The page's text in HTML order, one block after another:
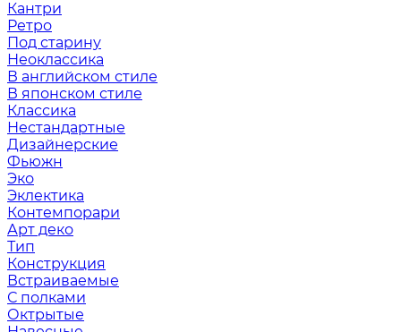
Кантри
Ретро
Под старину
Неоклассика
В английском стиле
В японском стиле
Классика
Нестандартные
Дизайнерские
Фьюжн
Эко
Эклектика
Контемпорари
Арт деко
Тип
Конструкция
Встраиваемые
С полками
Октрытые